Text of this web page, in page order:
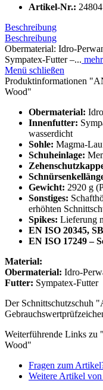
Artikel-Nr.:
Beschreibung
Beschreibung
Obermaterial: Idro-
Sympatex-Futter –... mehr
Menü schließen
Produktinformationen
Wood"
Obermaterial:
Innenfutter:
wasserdicht
Sohle: Magma-
Schuheinlage:
Gewicht: 2920 g
Sonstiges:
erhöhten
Spikes: Lieferung
EN ISO 20345,
EN ISO 17249 –
Material:
Obermaterial: Idro-
Futter: Sympatex-Futter
Der Schnittschutzschuh
Weiterführende Links
Wood"
Fragen zum
Weitere Artikel